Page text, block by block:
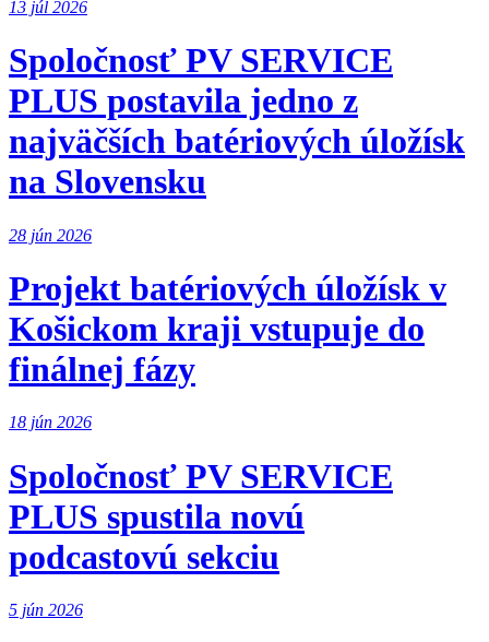
13 júl 2026
Spoločnosť PV SERVICE
PLUS postavila jedno z
najväčších batériových úložísk
na Slovensku
28 jún 2026
Projekt batériových úložísk v
Košickom kraji vstupuje do
finálnej fázy
18 jún 2026
Spoločnosť PV SERVICE
PLUS spustila novú
podcastovú sekciu
5 jún 2026